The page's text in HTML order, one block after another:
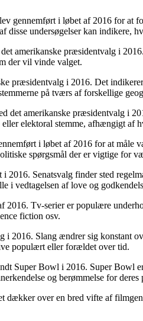
gennemført i løbet af 2016 for at
undersøgelser kan indikere,
amerikanske præsidentvalg i
der vil vinde valget.
præsidentvalg i 2016. Det
på tværs af forskellige
det amerikanske præsidentvalg i
elektoral stemme, afhængigt af
i løbet af 2016 for at
spørgsmål der er vigtige for
Senatsvalg finder sted
i vedtagelsen af love og
Tv-serier er populære
fiction osv.
Slang ændrer sig konstant
populært eller forældet over tid.
Super Bowl i 2016. Super Bowl
og berømmelse for deres
over en bred vifte af